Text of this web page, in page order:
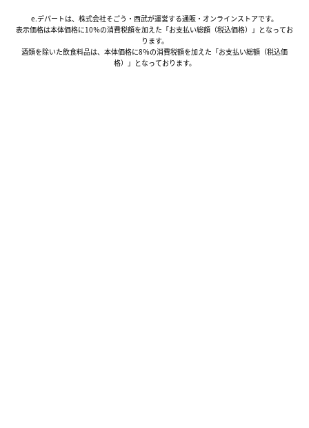
e.デパートは、株式会社そごう・西武が運営する通販・オンラインストアです。
表示価格は本体価格に10％の消費税額を加えた「お支払い総額（税込価格）」となってお
ります。
酒類を除いた飲食料品は、本体価格に8％の消費税額を加えた「お支払い総額（税込価
格）」となっております。